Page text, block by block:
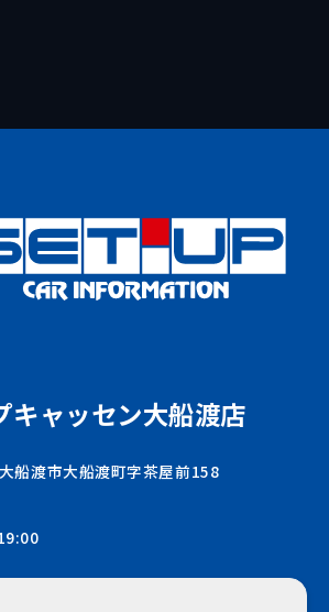
キャッセン大船渡店
船渡市大船渡町字茶屋前158